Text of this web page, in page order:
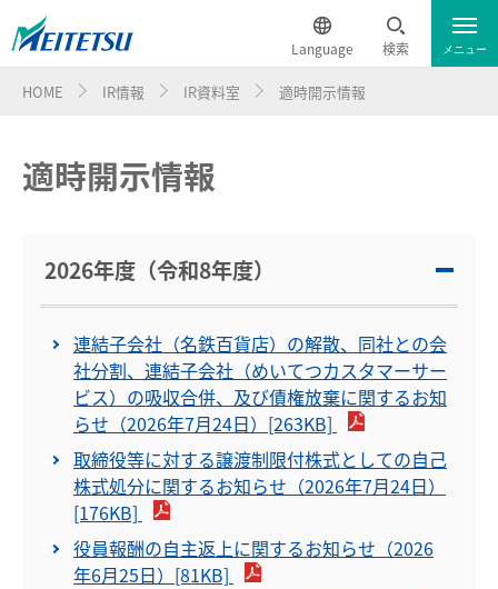
Language 検索
IR資料室トップ
決算短信
適時開示情報
有価証券報告書・半期報告書・四半期報告書
統合報告書
株主通信
設備投資計画
簡体中文
한국어
ภาษาไทย
メニュー
HOME IR情報 IR資料室 適時開示情報
適時開示情報
2026年度（令和8年度）
連結子会社（名鉄百貨店）の解散、同社との会
社分割、連結子会社（めいてつカスタマーサー
ビス）の吸収合併、及び債権放棄に関するお知
らせ（2026年7月24日）[263KB]
取締役等に対する譲渡制限付株式としての自己
株式処分に関するお知らせ（2026年7月24日）
[176KB]
役員報酬の自主返上に関するお知らせ（2026
年6月25日）[81KB]